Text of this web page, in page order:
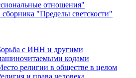
отношения"
сборника "Пределы светскости"
с ИНН и другими
кодами
религии в обществе в целом